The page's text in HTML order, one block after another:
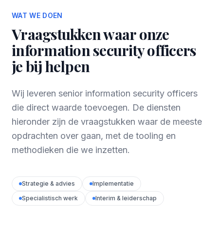
WAT WE DOEN
Vraagstukken waar onze
information security officers
je bij helpen
Wij leveren senior information security officers
die direct waarde toevoegen. De diensten
hieronder zijn de vraagstukken waar de meeste
opdrachten over gaan, met de tooling en
methodieken die we inzetten.
Strategie & advies
Implementatie
Specialistisch werk
Interim & leiderschap